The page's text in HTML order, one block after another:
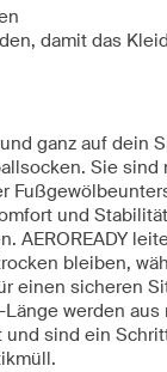
damit das
ganz auf dein
Sie sind
und
AEROREADY
bleiben,
einen sicheren
werden aus
sind ein